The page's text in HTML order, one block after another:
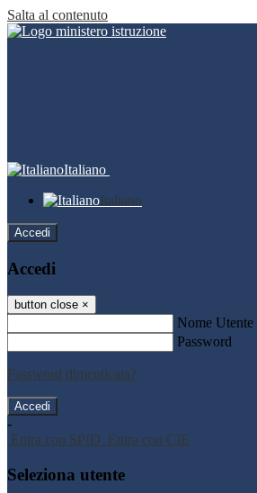
Salta al contenuto
Italiano
Italiano
Accedi
Accedi
button close ×
Nome Utente
Password
Password dimenticata?
-
Entra con SPID Entra con CIE
Seleziona utente